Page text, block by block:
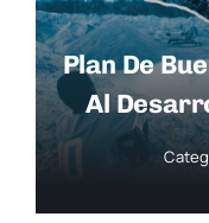
Plan De
Al